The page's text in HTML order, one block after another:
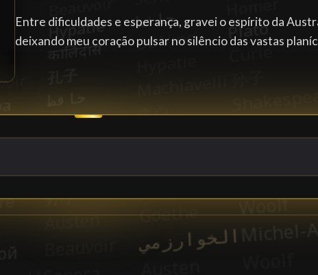
Entre dificuldades e esperança, gravei o espírito da
deixando meu coração pulsar no silêncio das vastas